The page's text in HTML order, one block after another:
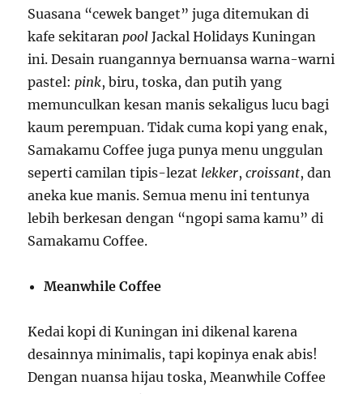
Suasana “cewek banget” juga ditemukan di
kafe sekitaranpool Jackal Holidays Kuningan
ini. Desain ruangannya bernuansa warna-warni
pastel:pink, biru, toska, dan putih yang
memunculkan kesan manis sekaligus lucu bagi
kaum perempuan. Tidak cuma kopi yang enak,
Samakamu Coffee juga punya menu unggulan
seperti camilan tipis-lezat lekker,croissant, dan
aneka kue manis. Semua menu ini tentunya
lebih berkesan dengan “ngopi sama kamu” di
Samakamu Coffee.
Meanwhile Coffee
Kedai kopi di Kuningan ini dikenal karena
desainnya minimalis, tapi kopinya enak abis!
Dengan nuansa hijau toska, Meanwhile Coffee